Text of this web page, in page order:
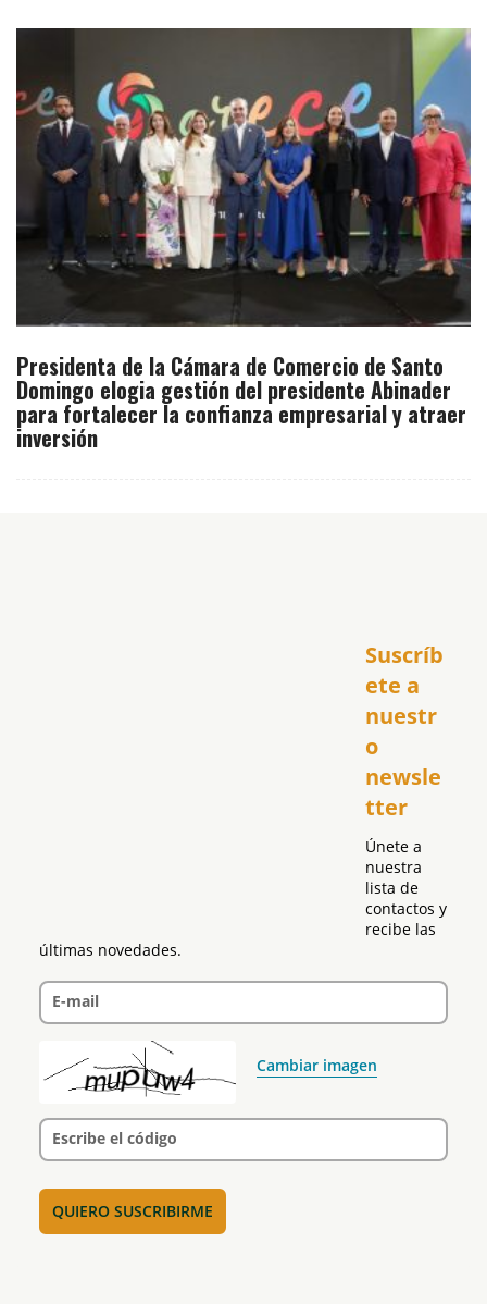
Presidenta de la Cámara de Comercio de Santo
Domingo elogia gestión del presidente Abinader
para fortalecer la confianza empresarial y atraer
inversión
Suscríb
ete a
nuestr
o
newsle
tter
Únete a
nuestra
lista de
contactos y
recibe las
últimas novedades.
E-mail
Cambiar imagen
Escribe el código